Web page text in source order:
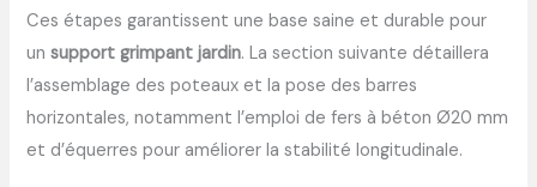
Ces étapes garantissent une base saine et durable pour
unsupport grimpant jardin. La section suivante détaillera
l’assemblage des poteaux et la pose des barres
horizontales, notamment l’emploi de fers à béton Ø20 mm
et d’équerres pour améliorer la stabilité longitudinale.